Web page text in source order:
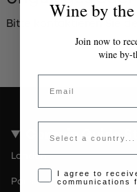
Bitte kontaktieren Sie
Coravin Guide
London
Paris
Wine by
Join now to
wine by-
Email
Country
Opt-in disclaimer
I agree to
communications